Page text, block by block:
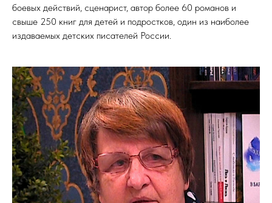
боевых действий, сценарист, автор более 60 романов и
свыше 250 книг для детей и подростков, один из наиболее
издаваемых детских писателей России.